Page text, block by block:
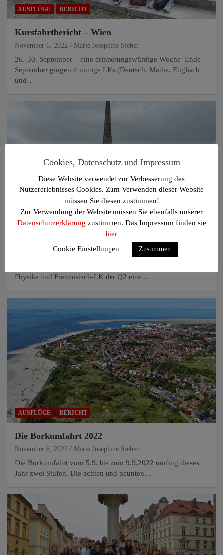
AUSFLÜGE BERICHT
Kursfahrtbericht – Wien
November 6, 2022 Marie Josephine Sieber
26.-30. September – eine erinnerungswürdige Woche Ende
September gingen 4 mutige LKs (Deutsch, Mathe, Englisch
und…
AUSFLÜGE BERICHT
Die LK-Fahrt nach Paris
November 6, 2022 Marie Josephine Sieber
Physik- und Französisch-LK der Q2 eine…
AUSFLÜGE BERICHT
Die Borkumfahrt 2022
November 6, 2022 Marie Josephine Sieber
Die Borkumfahrt vom 5.9. bis zum 9.9.2022 umfing dieses
Jahr zwei Stufen. Die achten und neunten…
Cookies, Datenschutz und Impressum
Diese Website verwendet zur Verbesserung des
Nutzererlebnisses Cookies. Zum Verwenden dieser Website
müssen Sie diesen zustimmen!
Zur Verwendung der Website müssen Sie ebenfalls unserer
Datenschutzerklärung zustimmen. Das Impressum finden sie
hier
Cookie Einstellungen
Zustimmen